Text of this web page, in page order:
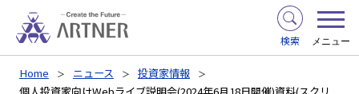
検索 メニュー
Home ニュース
投資家情報